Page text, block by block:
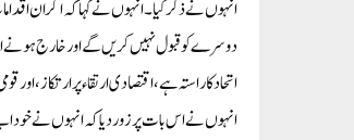
انہوں نے ذکر کیا۔ انہوں نے کہا کہ اگر ان
دوسرے کو قبول نہیں کریں گے اور خارج ہونے
اتحاد کا راستہ ہے، اقتصادی ارتقاء پر ارتکاز،
انہوں نے اس بات پر زور دیا کہ انہوں نے خود